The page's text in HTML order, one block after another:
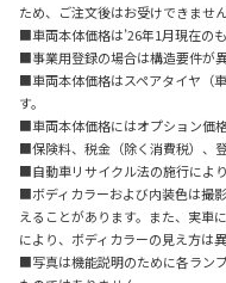
ため、ご注文後はお受けできませ
■車両本体価格は’26年1月現在の
■事業用登録の場合は構造要件が異
■車両本体価格はスペアタイヤ（
す。
■車両本体価格にはオプション価
■保険料、税金（除く消費税）、
■自動車リサイクル法の施行によ
■ボディカラーおよび内装色は撮
えることがあります。また、実車
により、ボディカラーの見え方は異
■写真は機能説明のために各ラン